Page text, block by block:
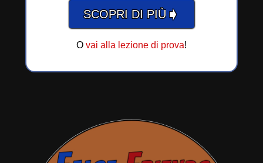
SCOPRI DI PIÙ➧
O vai alla lezione di prova!